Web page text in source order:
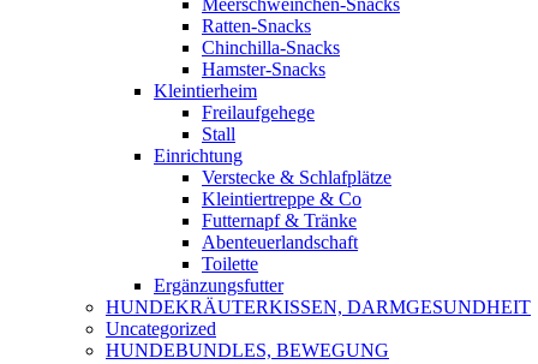
Meerschweinchen-Snacks
Ratten-Snacks
Chinchilla-Snacks
Hamster-Snacks
Kleintierheim
Freilaufgehege
Stall
Einrichtung
Verstecke & Schlafplätze
Kleintiertreppe & Co
Futternapf & Tränke
Abenteuerlandschaft
Toilette
Ergänzungsfutter
HUNDEKRÄUTERKISSEN, DARMGESUNDHEIT
Uncategorized
HUNDEBUNDLES, BEWEGUNG